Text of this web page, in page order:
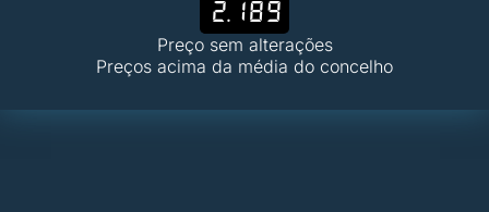
2.189
Preço sem alterações
Preços acima da média do concelho